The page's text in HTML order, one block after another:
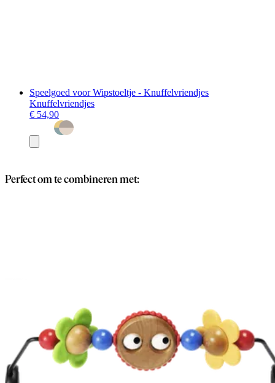
Speelgoed voor Wipstoeltje - Knuffelvriendjes
Knuffelvriendjes
€ 54,90
Perfect om te combineren met: